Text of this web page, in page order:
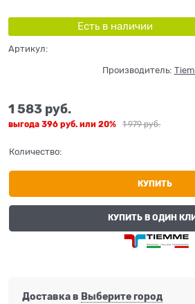
Есть в наличии
Артикул:
Производитель:
1 979 руб.
1 583 руб.
выгода 396 руб. или 20%
Количество:
КУПИТЬ
КУПИТЬ В ОДИН
Доставка в Выберите город